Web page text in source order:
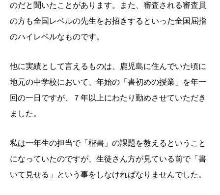
のだと聞いたことがあります。また、審査される審査員
の方も全国レベルの先生をお招きするといった全国屈指
のハイレベルなものです。
他に実績として言えるものは、鹿児島に住んでいた頃に
地元の中学校において、年始の「書初めの授業」を年一
回の一日ですが、７年以上にわたり勤めさせていただき
ました。
私は一年生の担当で「楷書」の課題を教えるということ
になっていたのですが、生徒さん方が見ている前で「書
いて見せる」という事をしなければなりませんでした。